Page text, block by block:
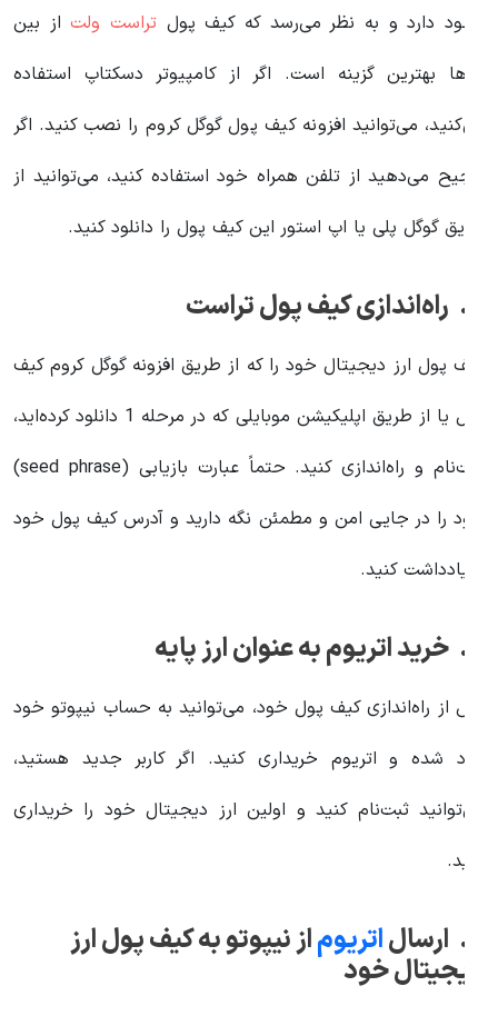
دارد و به نظر می‌رسد که کیف پولتراست ولتاز بین
بهترین گزینه است. اگر از کامپیوتر دسکتاپ استفاده
می‌توانید افزونه کیف پول گوگل کروم را نصب کنید. اگر
می‌دهید از تلفن همراه خود استفاده کنید، می‌توانید از
گوگل پلی یا اپ استور این کیف پول را دانلود کنید.
پول ارز دیجیتال خود را که از طریق افزونه گوگل کروم کیف
پول یا از طریق اپلیکیشن موبایلی که در مرحله 1 دانلود کرده‌اید،
ثبت‌نام و راه‌اندازی کنید. حتماً عبارت بازیابی (seed phrase)
را در جایی امن و مطمئن نگه دارید و آدرس کیف پول خود
یادداشت کنید.
از راه‌اندازی کیف پول خود، می‌توانید به حساب نیپوتو خود
شده و اتریوم خریداری کنید. اگر کاربر جدید هستید،
ثبت‌نام کنید و اولین ارز دیجیتال خود را خریداری
اتریوماز نیپوتو به کیف پول ارز
خود